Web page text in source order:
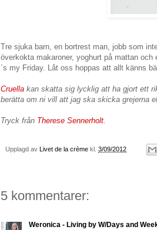
Tre sjuka barn, en bortrest man, jobb som
överkokta makaroner, yoghurt på mattan
´s my Friday. Låt oss hoppas att allt känns
Cruella kan skatta sig lycklig att ha gjort ett
berätta om ni vill att jag ska skicka grejerna
Tryck från Therese Sennerholt.
Upplagd av Livet de la crème kl. 3/09/2012
5 kommentarer:
Weronica - Living by W/Days and